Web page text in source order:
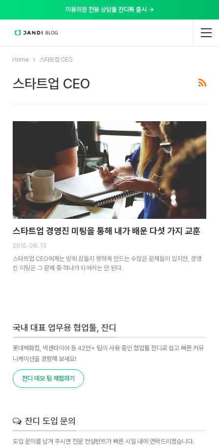
미용의원 전용 상담툴 잔디톡 출시 →
Home 스타트업 CEO
스타트업 CEO
스타트업 경영진 미팅을 통해 내가 배운 다섯 가지 교훈
2015. 08. 13
스타트업 CEO에게는 밤에 잠들지 못하게 만드는 수많은 문제들이 있지만, 경영
진 미팅은 그 문제 중 하나가 되어서는 안 된다.
국내 대표 업무용 협업툴, 잔디
롯데백화점, 넥센타이어 등 42만+ 팀이 사용 중인 협업툴 잔디로 쉽고 빠른 커뮤
니케이션을 경험해 보세요!
잔디 데모 팀 체험하기
잔디 도입 문의
도입 문의를 남겨 주시면 전문 컨설턴트가 빠른 시일 내에 연락드리겠습니다.